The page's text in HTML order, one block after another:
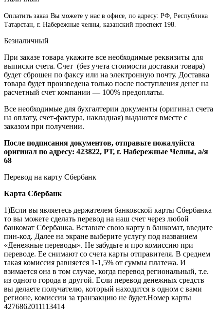
Оплатить заказ Вы можете у нас в офисе, по адресу: РФ, Республика
Татарстан, г. Набережные челны, казанский проспект 198.
Безналичный
При заказе товара укажите все необходимые реквизиты для
выписки счета. Счет (без учета стоимости доставки товара)
будет сброшен по факсу или на электронную почту. Доставка
товара будет произведена только после поступления денег на
расчетный счет компании — 100% предоплаты.
Все необходимые для бухгалтерии документы (оригинал счета
на оплату, счет-фактура, накладная) выдаются вместе с
заказом при получении.
После подписания документов, отправьте пожалуйста
оригинал по адресу: 423822, РТ, г. Набережные Челны, а/я
68
Перевод на карту Сбербанк
Карта Сбербанк
1)Если вы являетесь держателем банковской карты Сбербанка
то вы можете сделать перевод на наш счет через любой
банкомат Сбербанка. Вставьте свою карту в банкомат, введите
пин-код. Далее на экране выберите услугу под названием
«Денежные переводы». Не забудьте и про комиссию при
переводе. Ее снимают со счета карты отправителя. В среднем
такая комиссия равняется 1-1,5% от суммы платежа. И
взимается она в том случае, когда перевод региональный, т.е.
из одного города в другой. Если перевод денежных средств
вы делаете получателю, который находится в одном с вами
регионе, комиссии за транзакцию не будет.Номер карты
4276862011113414